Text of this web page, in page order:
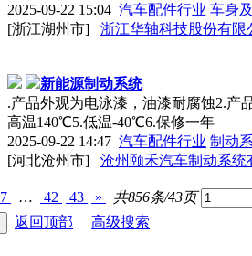
2025-09-22 15:04 汽车配件行业 车身
[浙江湖州市]
浙江华轴科技股份有限
新能源制动系统
.产品外观为电泳漆，油漆耐腐蚀2.产
高温140℃5.低温-40℃6.保修一年
2025-09-22 14:47 汽车配件行业 制动
[河北沧州市]
沧州颐禾汽车制动系统
7 … 42 43 »
共856条/43页
返回顶部
高级搜索